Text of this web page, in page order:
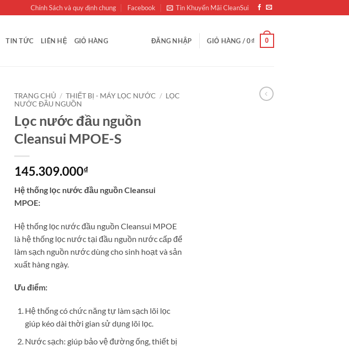
Chính Sách và quy định chung Facebook Tin Khuyến Mãi CleanSui
TIN TỨC LIÊN HỆ GIỎ HÀNG ĐĂNG NHẬP GIỎ HÀNG /0₫ 0
TRANG CHỦ / THIẾT BỊ - MÁY LỌC NƯỚC / LỌC
NƯỚC ĐẦU NGUỒN
Lọc nước đầu nguồn
Cleansui MPOE-S
145.309.000₫
Hệ thống lọc nước đầu nguồn Cleansui
MPOE:
Hệ thống lọc nước đầu nguồn Cleansui MPOE
là hệ thống lọc nước tại đầu nguồn nước cấp để
làm sạch nguồn nước dùng cho sinh hoạt và sản
xuất hàng ngày.
Ưu điểm:
Hệ thống có chức năng tự làm sạch lõi lọc
giúp kéo dài thời gian sử dụng lõi lọc.
Nước sạch: giúp bảo vệ đường ống, thiết bị